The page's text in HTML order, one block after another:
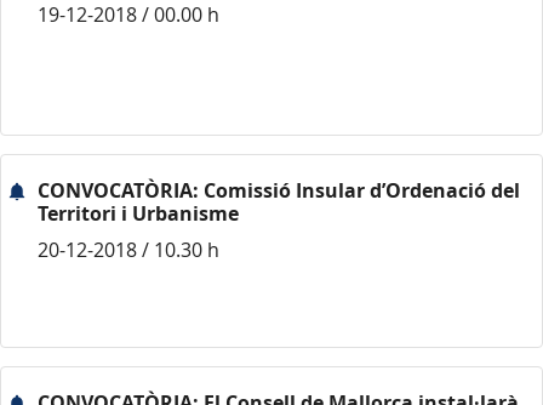
19-12-2018 / 00.00 h
CONVOCATÒRIA: Comissió Insular d’Ordenació del
Territori i Urbanisme
20-12-2018 / 10.30 h